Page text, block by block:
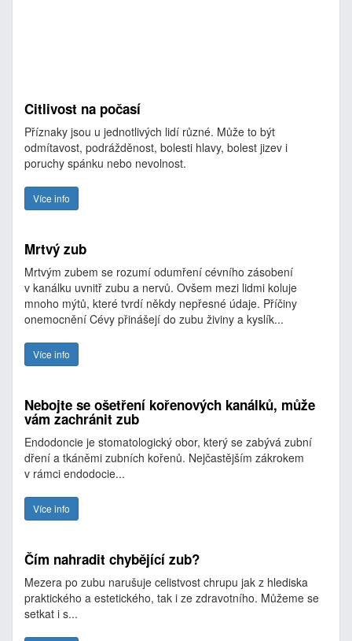
Citlivost na počasí
Příznaky jsou u jednotlivých lidí různé. Může to být
odmítavost, podrážděnost, bolesti hlavy, bolest jizev i
poruchy spánku nebo nevolnost.
Více info
Mrtvý zub
Mrtvým zubem se rozumí odumření cévního zásobení
v kanálku uvnitř zubu a nervů. Ovšem mezi lidmi koluje
mnoho mýtů, které tvrdí někdy nepřesné údaje. Příčiny
onemocnění Cévy přinášejí do zubu živiny a kyslík...
Více info
Nebojte se ošetření kořenových kanálků, může
vám zachránit zub
Endodoncie je stomatologický obor, který se zabývá zubní
dření a tkáněmi zubních kořenů. Nejčastějším zákrokem
v rámci endodocie...
Více info
Čím nahradit chybějící zub?
Mezera po zubu narušuje celistvost chrupu jak z hlediska
praktického a estetického, tak i ze zdravotního. Můžeme se
setkat i s...